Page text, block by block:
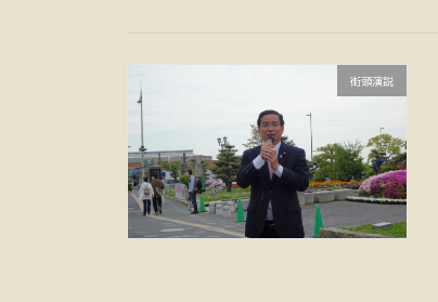
街頭演説